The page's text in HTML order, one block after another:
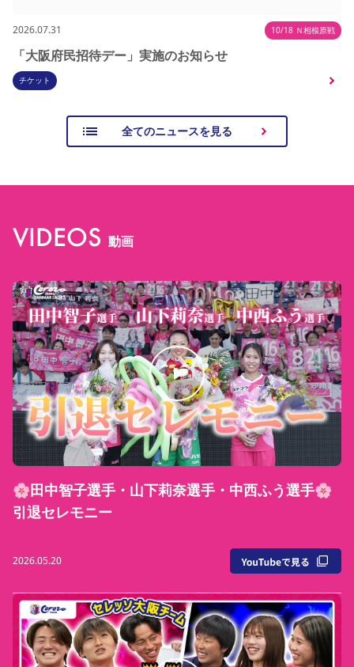
2026.07.31 10/18 Ｎ相模原戦
「大阪府民招待デー」実施のお知らせ
チケット
全てのニュースを見る
VIDEOS 動画
🌸田中智子選手・山下莉奈選手・中西ふう選手🌸
引退セレモニー
2026.05.20